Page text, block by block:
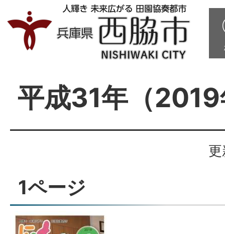
平成31年（
1ページ